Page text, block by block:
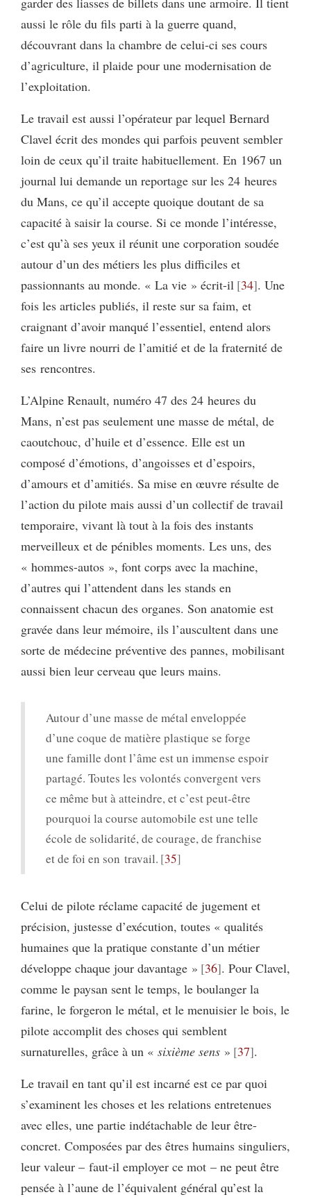
aussi le rôle du fils parti à la guerre quand,
découvrant dans la chambre de celui-ci ses cours
d’agriculture, il plaide pour une modernisation de
l’exploitation.
Le travail est aussi l’opérateur par lequel Bernard
Clavel écrit des mondes qui parfois peuvent sembler
loin de ceux qu’il traite habituellement. En 1967 un
journal lui demande un reportage sur les 24 heures
du Mans, ce qu’il accepte quoique doutant de sa
capacité à saisir la course. Si ce monde l’intéresse,
c’est qu’à ses yeux il réunit une corporation soudée
autour d’un des métiers les plus difficiles et
passionnants au monde. « La vie » écrit-il 34 . Une
fois les articles publiés, il reste sur sa faim, et
craignant d’avoir manqué l’essentiel, entend alors
faire un livre nourri de l’amitié et de la fraternité de
ses rencontres.
L’Alpine Renault, numéro 47 des 24 heures du
Mans, n’est pas seulement une masse de métal, de
caoutchouc, d’huile et d’essence. Elle est un
composé d’émotions, d’angoisses et d’espoirs,
d’amours et d’amitiés. Sa mise en œuvre résulte de
l’action du pilote mais aussi d’un collectif de travail
temporaire, vivant là tout à la fois des instants
merveilleux et de pénibles moments. Les uns, des
« hommes-autos », font corps avec la machine,
d’autres qui l’attendent dans les stands en
connaissent chacun des organes. Son anatomie est
gravée dans leur mémoire, ils l’auscultent dans une
sorte de médecine préventive des pannes, mobilisant
aussi bien leur cerveau que leurs mains.
Autour d’une masse de métal enveloppée
d’une coque de matière plastique se forge
une famille dont l’âme est un immense espoir
partagé. Toutes les volontés convergent vers
ce même but à atteindre, et c’est peut-être
pourquoi la course automobile est une telle
école de solidarité, de courage, de franchise
et de foi en son travail. 35
Celui de pilote réclame capacité de jugement et
précision, justesse d’exécution, toutes « qualités
humaines que la pratique constante d’un métier
développe chaque jour davantage » 36 . Pour Clavel,
comme le paysan sent le temps, le boulanger la
farine, le forgeron le métal, et le menuisier le bois, le
pilote accomplit des choses qui semblent
surnaturelles, grâce à un « sixième sens » 37 .
Le travail en tant qu’il est incarné est ce par quoi
s’examinent les choses et les relations entretenues
avec elles, une partie indétachable de leur être-
concret. Composées par des êtres humains singuliers,
leur valeur – faut-il employer ce mot – ne peut être
pensée à l’aune de l’équivalent général qu’est la